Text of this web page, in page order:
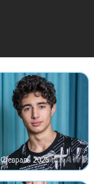
Февраль 2026 г.